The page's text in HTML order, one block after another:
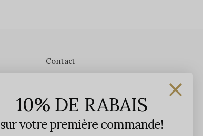
Contact
1650 avenue Jules-Verne, Local 103
G2G 2R1, Québec, Canada
10% DE RABAIS
sur votre première commande!